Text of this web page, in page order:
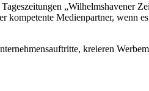
„Wilhelmshavener
kompetente Medienpartner, wenn
kreieren